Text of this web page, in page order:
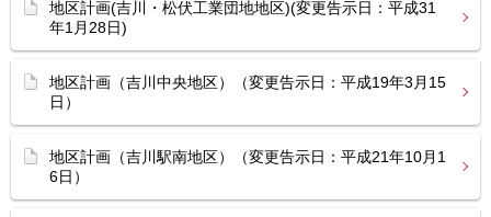
地区計画(吉川・松伏工業団地地区)(変更告示日：平成31
年1月28日)
地区計画（吉川中央地区）（変更告示日：平成19年3月15
日）
地区計画（吉川駅南地区）（変更告示日：平成21年10月1
6日）